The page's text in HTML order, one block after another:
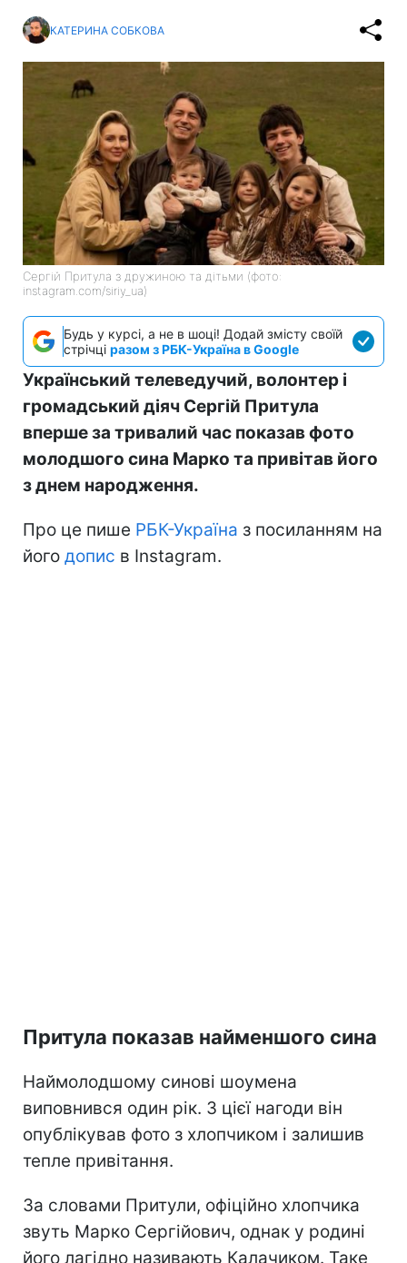
КАТЕРИНА СОБКОВА
Сергій Притула з дружиною та дітьми (фото:
instagram.com/siriy_ua)
Будь у курсі, а не в шоці! Додай змісту своїй
стрічці разом з РБК-Україна в Google
Український телеведучий, волонтер і
громадський діяч Сергій Притула
вперше за тривалий час показав фото
молодшого сина Марко та привітав його
з днем народження.
Про це пише РБК-Україна з посиланням на
його допис в Instagram.
Притула показав найменшого сина
Наймолодшому синові шоумена
виповнився один рік. З цієї нагоди він
опублікував фото з хлопчиком і залишив
тепле привітання.
За словами Притули, офіційно хлопчика
звуть Марко Сергійович, однак у родині
його лагідно називають Калачиком. Таке